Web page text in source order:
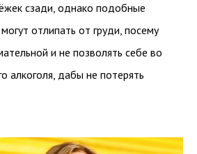
сзади, однако подобные
отлипать от груди, посему
и не позволять себе во
алкоголя, дабы не потерять